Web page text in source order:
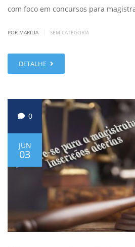
com foco em concursos para
POR MARILIA SEM CATEGORIA
DETALHE
0
JUN
03